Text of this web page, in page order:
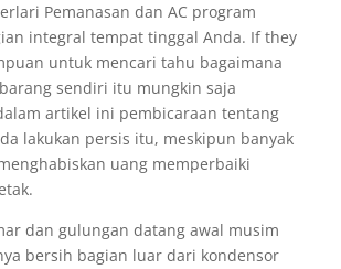
Pemanasan dan AC program
integral tempat tinggal Anda. If they
untuk mencari tahu bagaimana
sendiri itu mungkin saja
artikel ini pembicaraan tentang
lakukan persis itu, meskipun banyak
uang memperbaiki
dan gulungan datang awal musim
bersih bagian luar dari kondensor